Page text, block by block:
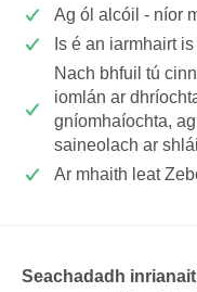
Ag ól alcóil - níor
Is é an iarmhairt
Nach bhfuil tú
iomlán ar
gníomhaíochta,
saineolach ar
Ar mhaith leat
Seachadadh